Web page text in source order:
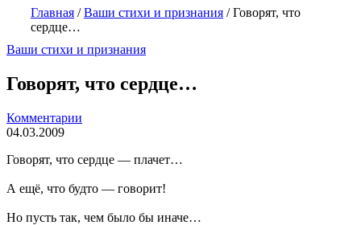
Главная /Ваши стихи и признания /Говорят, что
сердце…
Ваши стихи и признания
Говорят, что сердце…
Комментарии
04.03.2009
Говорят, что сердце — плачет…
А ещё, что будто — говорит!
Но пусть так, чем было бы иначе…